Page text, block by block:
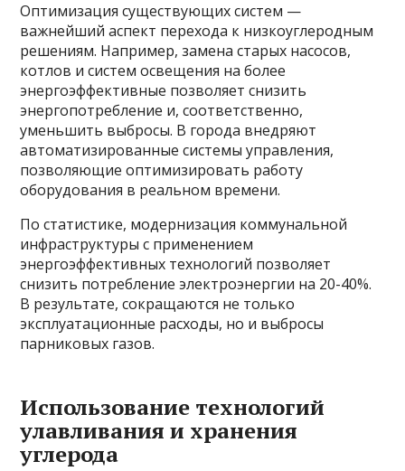
Оптимизация существующих систем —
важнейший аспект перехода к низкоуглеродным
решениям. Например, замена старых насосов,
котлов и систем освещения на более
энергоэффективные позволяет снизить
энергопотребление и, соответственно,
уменьшить выбросы. В города внедряют
автоматизированные системы управления,
позволяющие оптимизировать работу
оборудования в реальном времени.
По статистике, модернизация коммунальной
инфраструктуры с применением
энергоэффективных технологий позволяет
снизить потребление электроэнергии на 20-40%.
В результате, сокращаются не только
эксплуатационные расходы, но и выбросы
парниковых газов.
Использование технологий
улавливания и хранения
углерода